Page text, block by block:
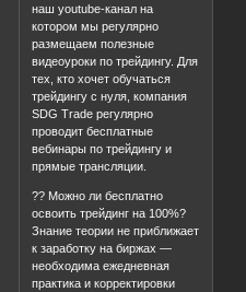
наш youtube-канал на
котором мы регулярно
размещаем полезные
видеоуроки по трейдингу. Для
тех, кто хочет обучаться
трейдингу с нуля, компания
SDG Trade регулярно
проводит бесплатные
вебинары по трейдингу и
прямые трансляции.
?? Можно ли бесплатно
освоить трейдинг на 100%?
Знание теории не приближает
к заработку на биржах —
необходима ежедневная
практика и корректировки